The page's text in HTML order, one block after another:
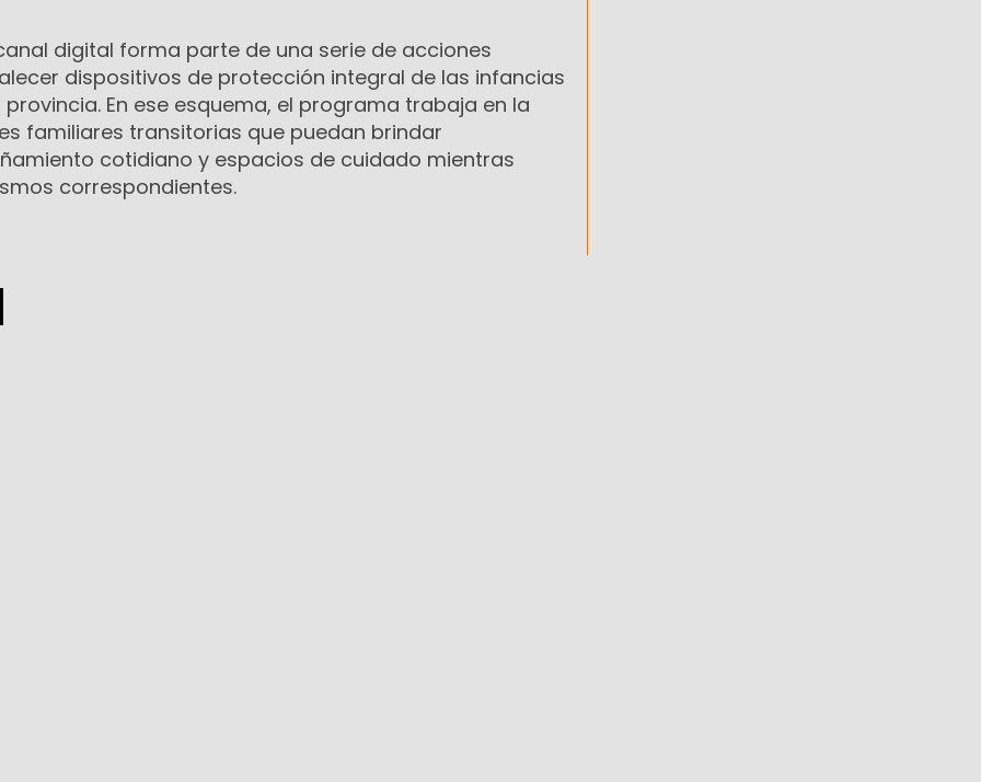
digital forma parte de una serie de acciones
dispositivos de protección integral de las infancias
En ese esquema, el programa trabaja en la
familiares transitorias que puedan brindar
cotidiano y espacios de cuidado mientras
correspondientes.